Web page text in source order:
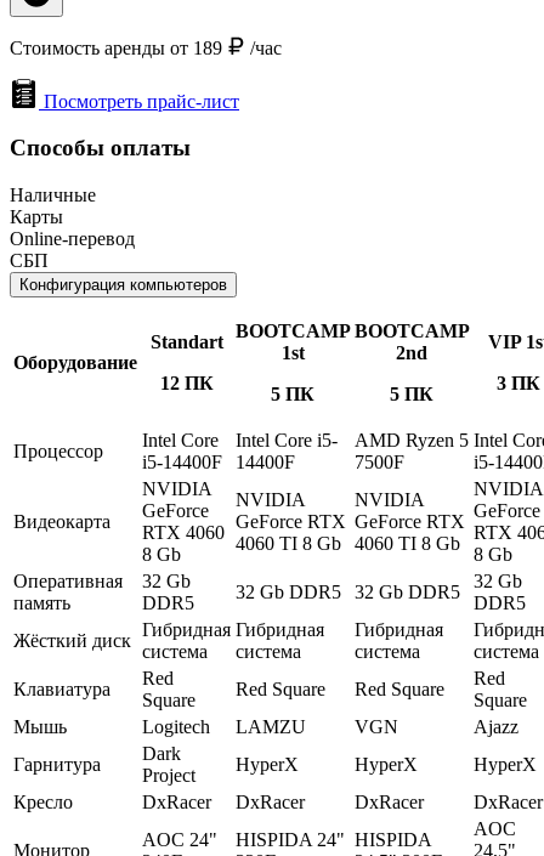
Стоимость аренды от 189 /час
Посмотреть прайс-лист
Способы оплаты
Наличные
Карты
Online-перевод
СБП
Конфигурация компьютеров
Оборудование
Standart
12 ПК
BOOTCAMP
1st
5 ПК
BOOTCAMP
2nd
5 ПК
VIP
3 ПК
Процессор
Intel Core
i5-14400F
Intel Core i5-
14400F
AMD Ryzen 5
7500F
Intel
i5-
Видеокарта
NVIDIA
GeForce
RTX 4060
8 Gb
NVIDIA
GeForce RTX
4060 TI 8 Gb
NVIDIA
GeForce RTX
4060 TI 8 Gb
NVIDIA
GeForce
RTX
8 Gb
Оперативная
память
32 Gb
DDR5
32 Gb DDR5 32 Gb DDR5
32 Gb
DDR5
Жёсткий диск
Гибридная
система
Гибридная
система
Гибридная
система
система
Клавиатура
Red
Square
Red Square Red Square
Red
Square
Мышь
Logitech LAMZU VGN
Ajazz
Гарнитура
Dark
Project
HyperX HyperX
HyperX
Кресло
DxRacer DxRacer DxRacer DxRacer
Монитор
AOC 24"
HISPIDA 24" HISPIDA
AOC
24,5"